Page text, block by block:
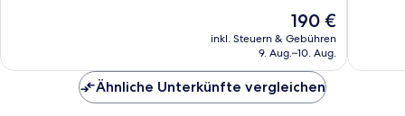
Der
Preis
beträgt
190 €
inkl. Steuern & Gebühren
9. Aug.–10. Aug.
Ähnliche Unterkünfte vergleichen